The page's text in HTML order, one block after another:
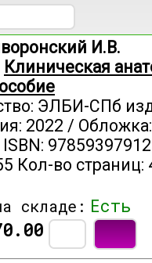
И.В.
Клиническая
ЭЛБИ-СПб
2022 /
Кол-во страниц:
складе: Есть